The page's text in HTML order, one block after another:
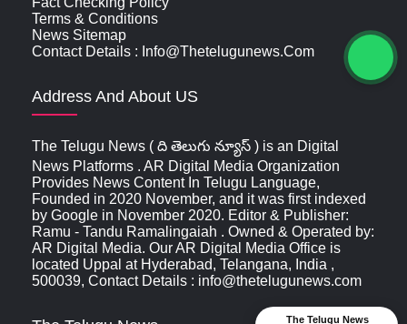
Terms & Conditions
News Sitemap
Contact Details : Info@thetelugunews.com
Address And About US
The Telugu News ( ది తెలుగు న్యూస్‌ ) is an Digital
News Platforms . AR Digital Media Organization
Provides News Content In Telugu Language,
Founded in 2020 November, and it was first indexed
by Google in November 2020. Editor & Publisher:
Ramu - Tandu Ramalingaiah . Owned & Operated by:
AR Digital Media. Our AR Digital Media Office is
located Uppal at Hyderabad, Telangana, India ,
500039, Contact Details : info@thetelugunews.com
The Telugu News